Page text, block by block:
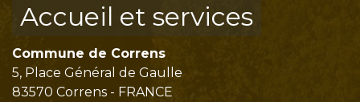
Accueil et services
Commune de Correns
5, Place Général de Gaulle
83570 Correns - FRANCE